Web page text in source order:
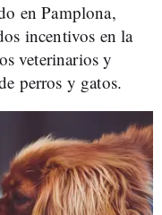
en Pamplona,
incentivos en la
veterinarios y
perros y gatos.